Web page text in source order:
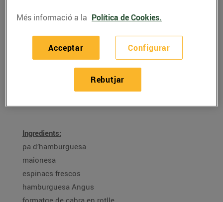
Hamburguesa de
vedella Angus amb
formatge de cabra
Ingredients:
pa d’hamburguesa
maionesa
espinacs frescos
hamburguesa Angus
formatge de cabra en rotlle
Més informació a la Política de Cookies.
Configurar
Rebutjar
Acceptar